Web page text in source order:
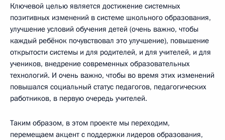
Ключевой целью является достижение системных
позитивных изменений в системе школьного образования,
улучшение условий обучения детей (очень важно, чтобы
каждый ребёнок почувствовал это улучшение), повышение
открытости системы и для родителей, и для учителей, и для
учеников, внедрение современных образовательных
технологий. И очень важно, чтобы во время этих изменений
повышался социальный статус педагогов, педагогических
работников, в первую очередь учителей.
Таким образом, в этом проекте мы переходим,
перемещаем акцент с поддержки лидеров образования,